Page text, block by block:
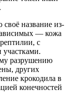
своё название из-
— кожа
с
разрушению
других
крокодила в
конечностей